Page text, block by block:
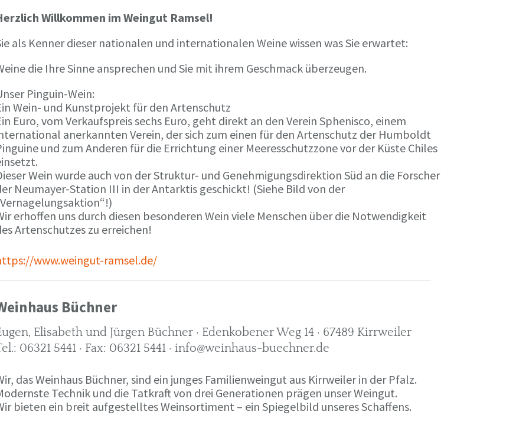
Willkommen im Weingut Ramsel!
als Kenner dieser nationalen und internationalen Weine wissen was Sie erwartet:
die Ihre Sinne ansprechen und Sie mit ihrem Geschmack überzeugen.
Pinguin-Wein:
Wein- und Kunstprojekt für den Artenschutz
Euro, vom Verkaufspreis sechs Euro, geht direkt an den Verein Sphenisco, einem
anerkannten Verein, der sich zum einen für den Artenschutz der Humboldt
und zum Anderen für die Errichtung einer Meeresschutzzone vor der Küste Chiles
Wein wurde auch von der Struktur- und Genehmigungsdirektion Süd an die Forscher
Neumayer-Station III in der Antarktis geschickt! (Siehe Bild von der
erhoffen uns durch diesen besonderen Wein viele Menschen über die Notwendigkeit
Artenschutzes zu erreichen!
www.weingut-ramsel.de/
Büchner
Elisabeth und Jürgen Büchner · Edenkobener Weg 14 · 67489 Kirrweiler
06321 5441 · Fax: 06321 5441 · info@weinhaus-buechner.de
das Weinhaus Büchner, sind ein junges Familienweingut aus Kirrweiler in der Pfalz.
Technik und die Tatkraft von drei Generationen prägen unser Weingut.
bieten ein breit aufgestelltes Weinsortiment – ein Spiegelbild unseres Schaffens.